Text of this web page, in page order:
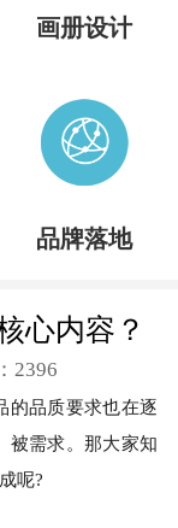
画册设计
品牌落地
心内容？
2396
品质要求也在逐
被需求。那大家知
呢?